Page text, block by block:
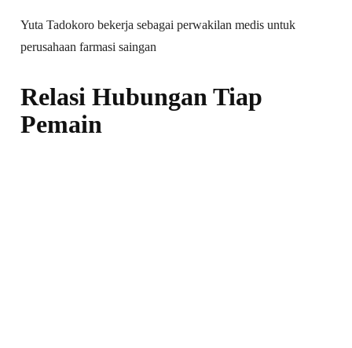
Yuta Tadokoro bekerja sebagai perwakilan medis untuk
perusahaan farmasi saingan
Relasi Hubungan Tiap
Pemain